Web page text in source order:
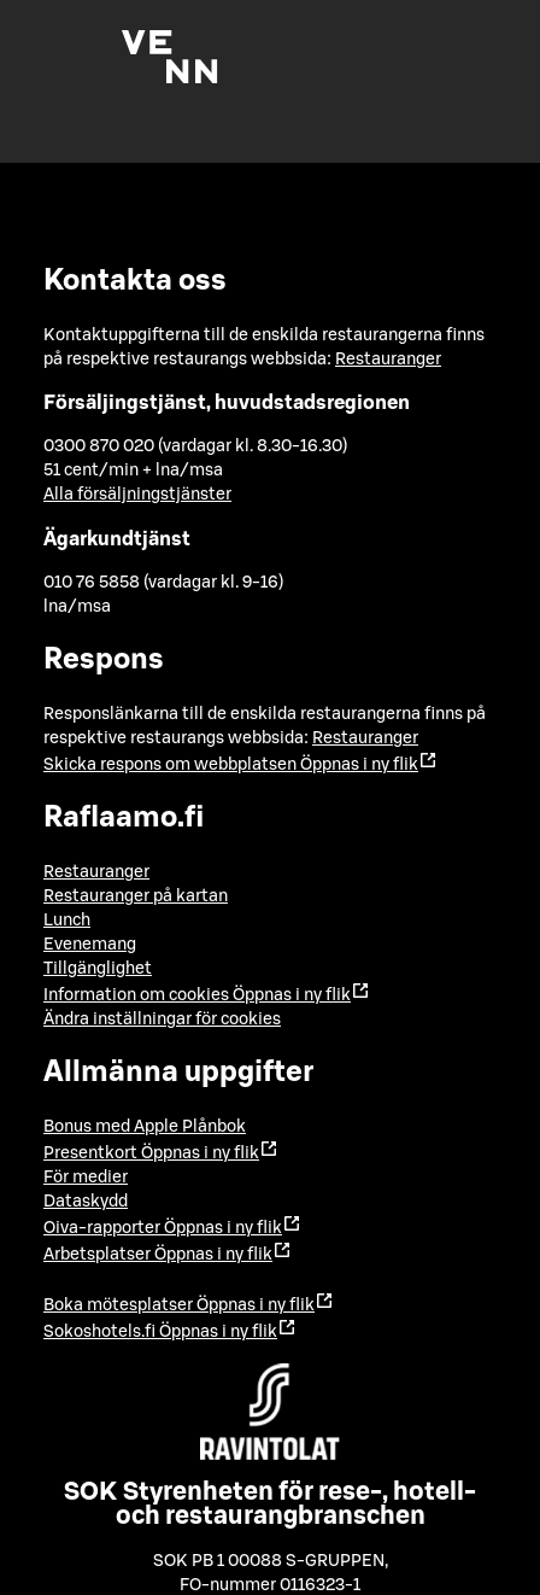
Kontakta oss
Kontaktuppgifterna till de enskilda restaurangerna finns
på respektive restaurangs webbsida: Restauranger
Försäljingstjänst, huvudstadsregionen
0300 870 020 (vardagar kl. 8.30-16.30)
51 cent/min + lna/msa
Alla försäljningstjänster
Ägarkundtjänst
010 76 5858 (vardagar kl. 9-16)
lna/msa
Respons
Responslänkarna till de enskilda restaurangerna finns på
respektive restaurangs webbsida: Restauranger
Skicka respons om webbplatsen Öppnas i ny flik
Raflaamo.fi
Restauranger
Restauranger på kartan
Lunch
Evenemang
Tillgänglighet
Information om cookies Öppnas i ny flik
Ändra inställningar för cookies
Allmänna uppgifter
Bonus med Apple Plånbok
Presentkort Öppnas i ny flik
För medier
Dataskydd
Oiva-rapporter Öppnas i ny flik
Arbetsplatser Öppnas i ny flik
Boka mötesplatser Öppnas i ny flik
Sokoshotels.fi Öppnas i ny flik
SOK Styrenheten för rese-, hotell-
och restaurangbranschen
SOK PB 1 00088 S-GRUPPEN ,
FO-nummer 0116323-1